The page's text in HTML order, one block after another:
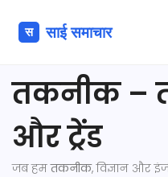
तकनीक –
और ट्रेंड
जब हमतकनीक,विज्ञान और